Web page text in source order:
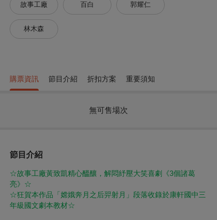
故事工廠 百白 郭耀仁
林木森
購票資訊 節目介紹 折扣方案 重要須知
無可售場次
節目介紹
☆故事工廠黃致凱精心醞釀，解悶紓壓大笑喜劇《3個諸葛
亮》☆
☆狂賀本作品「嫦娥奔月之后羿射月」段落收錄於康軒國中三
年級國文劇本教材☆